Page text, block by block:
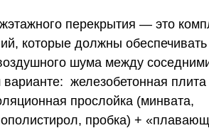
перекрытия — это
которые должны обеспечивать
шума между
железобетонная плита
прослойка (минвата,
пробка) +